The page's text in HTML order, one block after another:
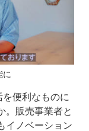
に
便利なものに
。販売事業者と
イノベーション